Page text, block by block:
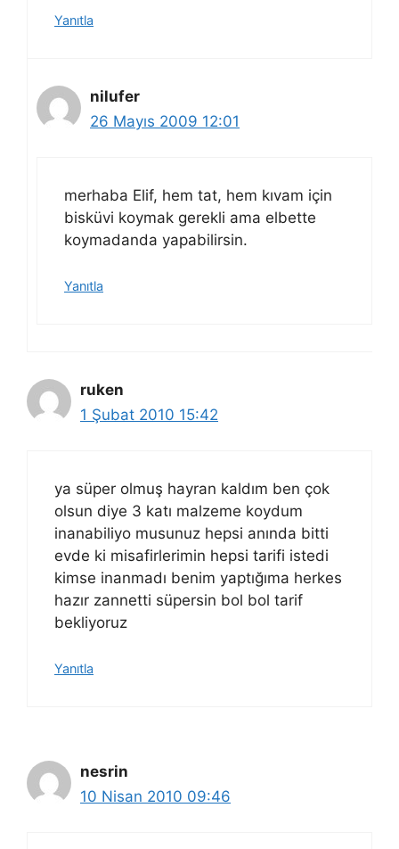
Yanıtla
nilufer
26 Mayıs 2009 12:01
merhaba Elif, hem tat, hem kıvam için
bisküvi koymak gerekli ama elbette
koymadanda yapabilirsin.
Yanıtla
ruken
1 Şubat 2010 15:42
ya süper olmuş hayran kaldım ben çok
olsun diye 3 katı malzeme koydum
inanabiliyo musunuz hepsi anında bitti
evde ki misafirlerimin hepsi tarifi istedi
kimse inanmadı benim yaptığıma herkes
hazır zannetti süpersin bol bol tarif
bekliyoruz
Yanıtla
nesrin
10 Nisan 2010 09:46